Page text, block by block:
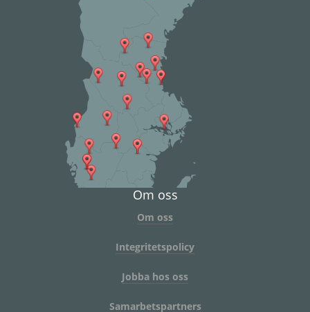
Om oss
Om oss
Integritetspolicy
Jobba hos oss
Samarbetspartners